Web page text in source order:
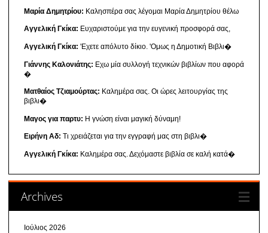
Μαρία Δημητρίου: Καλησπέρα σας λέγομαι Μαρία Δημητρίου θέλω
Αγγελική Γκίκα: Ευχαριστούμε για την ευγενική προσφορά σας,
Αγγελική Γκίκα: 'Εχετε απόλυτο δίκιο. 'Ομως η Δημοτική Βιβλι�
Γιάννης Καλονιάτης: Εχω μία συλλογή τεχνικών βιβλίων που αφορά
�
Ματθαίος Τζιαμούρτας: Καλημέρα σας. Οι ώρες λειτουργίας της
βιβλι�
Μαγος για παρτυ: Η γνώση είναι μαγική δύναμη!
Ειρήνη Αδ: Τι χρειάζεται για την εγγραφή μας στη βιβλι�
Αγγελική Γκίκα: Καλημέρα σας. Δεχόμαστε βιβλία σε καλή κατά�
Archives
Ιούλιος 2026